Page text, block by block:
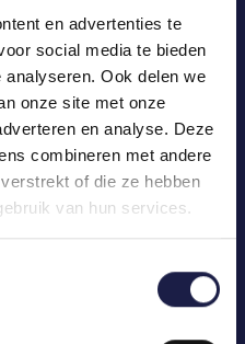
en advertenties te
social media te bieden
Ook delen we
onze site met onze
en analyse. Deze
combineren met andere
of die ze hebben
van hun services.